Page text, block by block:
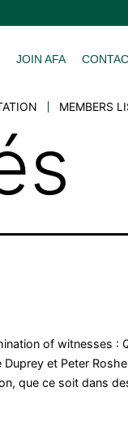
JOIN AFA
MEMBERS
of witnesses :
et Peter
que ce soit dans